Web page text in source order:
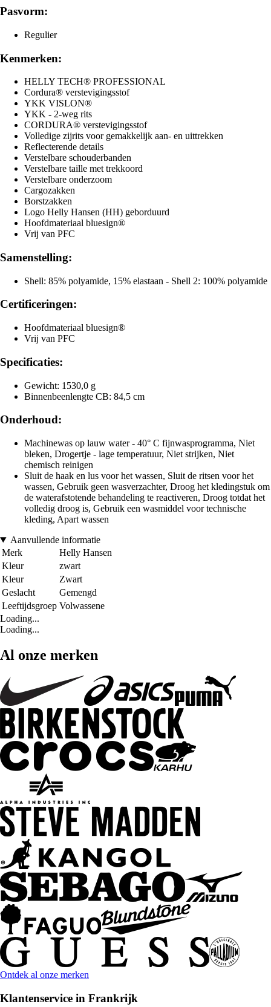
Pasvorm:
Regulier
Kenmerken:
HELLY TECH® PROFESSIONAL
Cordura® verstevigingsstof
YKK VISLON®
YKK - 2-weg rits
CORDURA® verstevigingsstof
Volledige zijrits voor gemakkelijk aan- en uittrekken
Reflecterende details
Verstelbare schouderbanden
Verstelbare taille met trekkoord
Verstelbare onderzoom
Cargozakken
Borstzakken
Logo Helly Hansen (HH) geborduurd
Hoofdmateriaal bluesign®
Vrij van PFC
Samenstelling:
Shell: 85% polyamide, 15% elastaan - Shell 2: 100% polyamide
Certificeringen:
Hoofdmateriaal bluesign®
Vrij van PFC
Specificaties:
Gewicht: 1530,0 g
Binnenbeenlengte CB: 84,5 cm
Onderhoud:
Machinewas op lauw water - 40° C fijnwasprogramma, Niet
bleken, Drogertje - lage temperatuur, Niet strijken, Niet
chemisch reinigen
Sluit de haak en lus voor het wassen, Sluit de ritsen voor het
wassen, Gebruik geen wasverzachter, Droog het kledingstuk om
de waterafstotende behandeling te reactiveren, Droog totdat het
volledig droog is, Gebruik een wasmiddel voor technische
kleding, Apart wassen
Aanvullende informatie
Merk
Helly Hansen
Kleur
zwart
Kleur
Zwart
Geslacht
Gemengd
Leeftijdsgroep Volwassene
Loading...
Loading...
Al onze merken
Ontdek al onze merken
Klantenservice in Frankrijk